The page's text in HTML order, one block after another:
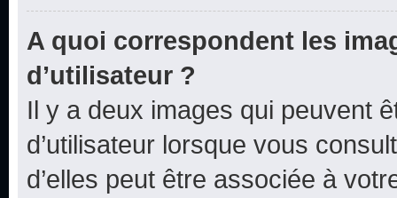
A quoi correspondent les
d’utilisateur ?
Il y a deux images qui peuvent
d’utilisateur lorsque vous
d’elles peut être associée à